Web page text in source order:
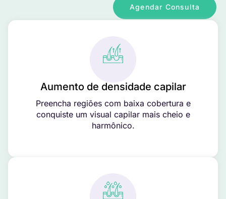
Agendar Consulta
Aumento de densidade capilar
Preencha regiões com baixa cobertura e
conquiste um visual capilar mais cheio e
harmônico.